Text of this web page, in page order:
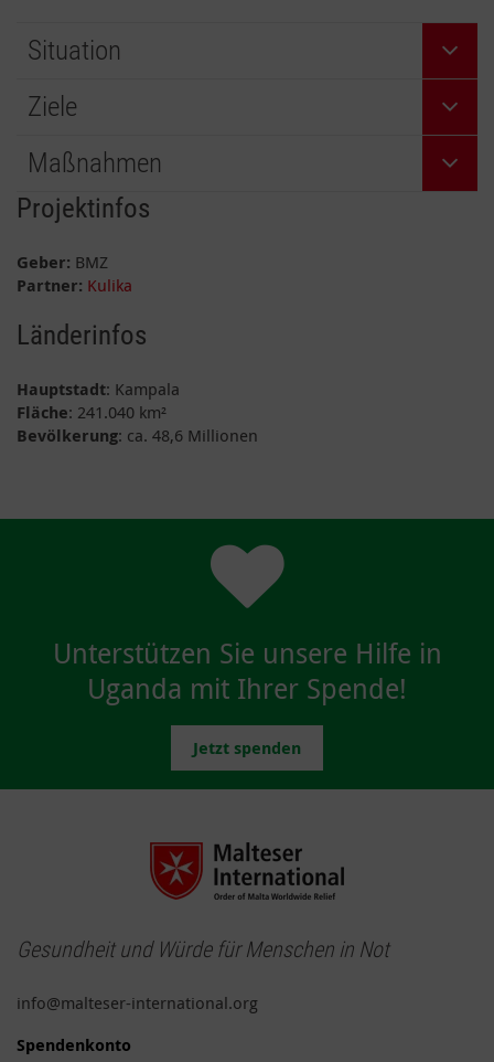
Situation
Ziele
Maßnahmen
Projektinfos
Geber: BMZ
Partner: Kulika
Länderinfos
Hauptstadt: Kampala
Fläche: 241.040 km²
Bevölkerung: ca. 48,6 Millionen
Unterstützen Sie unsere Hilfe in
Uganda mit Ihrer Spende!
Jetzt spenden
Gesundheit und Würde für Menschen in Not
info@malteser-international.org
Spendenkonto